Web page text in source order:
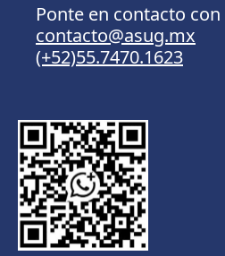
Ponte en contacto
contacto@asug.mx
(+52)55.7470.1623